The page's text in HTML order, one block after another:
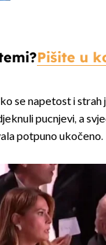
Pišite u
se napetost i strah
pucnjevi, a
potpuno ukočeno.